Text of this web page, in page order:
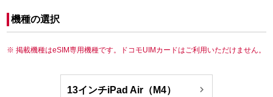
機種の選択
掲載機種はeSIM専用機種です。ドコモUIMカードはご利用いただけません。
13インチiPad Air（M4） 